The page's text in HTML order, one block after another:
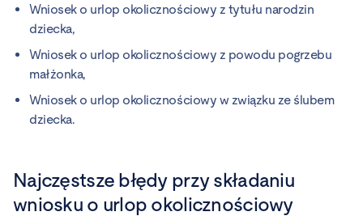
Wniosek o urlop okolicznościowy z tytułu narodzin
dziecka,
Wniosek o urlop okolicznościowy z powodu pogrzebu
małżonka,
Wniosek o urlop okolicznościowy w związku ze ślubem
dziecka.
Najczęstsze błędy przy składaniu
wniosku o urlop okolicznościowy